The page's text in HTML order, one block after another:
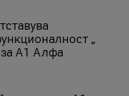
„
за А1 Алфа